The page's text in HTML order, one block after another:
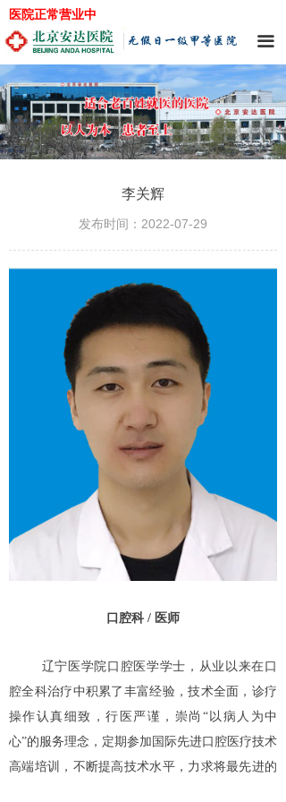
끀
医院正常营业中
李关辉
口腔科 / 医师
辽宁医学院口腔医学学士，从业以来在口
腔全科治疗中积累了丰富经验，技术全面，诊疗
操作认真细致，行医严谨，崇尚“以病人为中
心”的服务理念，定期参加国际先进口腔医疗技术
高端培训，不断提高技术水平，力求将最先进的
发布时间： 2022-07-29